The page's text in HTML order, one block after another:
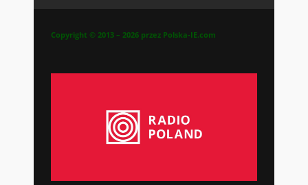
Copyright © 2013 – 2026 przez Polska-IE.com